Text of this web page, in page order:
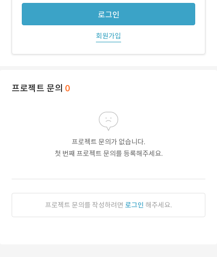
로그인
회원가입
프로젝트 문의 0
프로젝트 문의가 없습니다.
첫 번째 프로젝트 문의를 등록해주세요.
프로젝트 문의를 작성하려면 로그인 해주세요.